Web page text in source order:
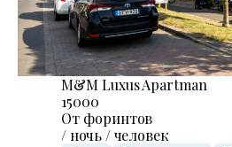
M&M Luxus Apartman
15000
От форинтов
/ ночь / человек